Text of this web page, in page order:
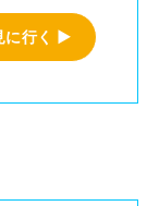
に行く ▶